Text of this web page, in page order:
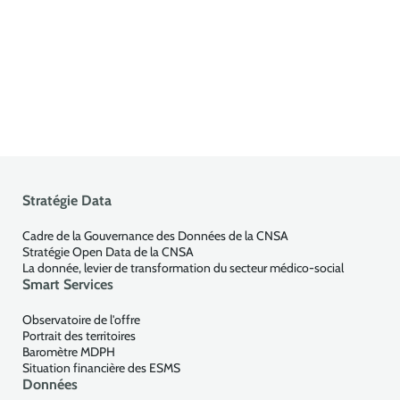
Stratégie Data
Cadre de la Gouvernance des Données de la CNSA
Stratégie Open Data de la CNSA
La donnée, levier de transformation du secteur médico-social
Smart Services
Observatoire de l'offre
Portrait des territoires
Baromètre MDPH
Situation financière des ESMS
Données